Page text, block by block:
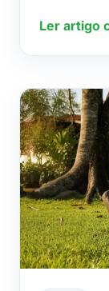
Ler artigo